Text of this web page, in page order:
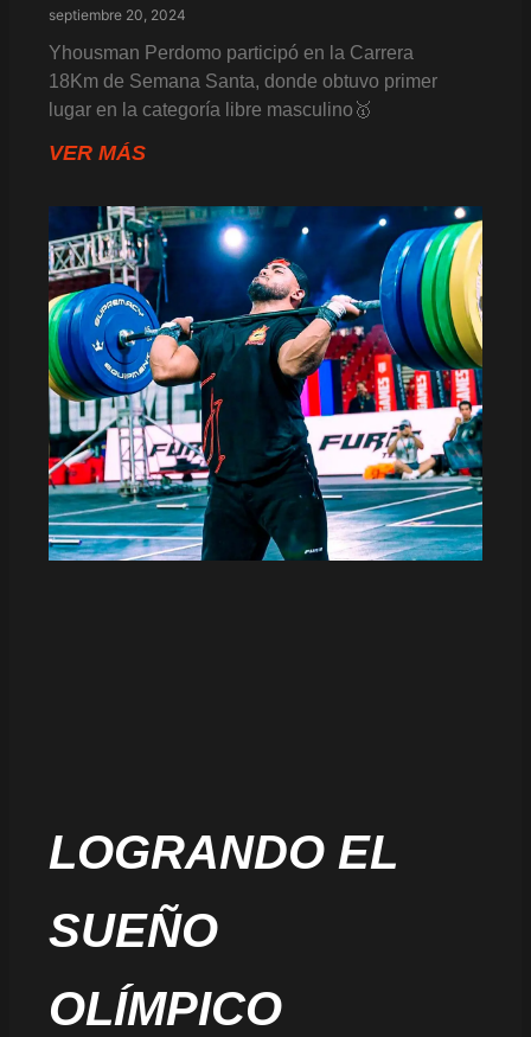
septiembre 20, 2024
Yhousman Perdomo participó en la Carrera
18Km de Semana Santa, donde obtuvo primer
lugar en la categoría libre masculino🥇
VER MÁS
LOGRANDO EL
SUEÑO
OLÍMPICO